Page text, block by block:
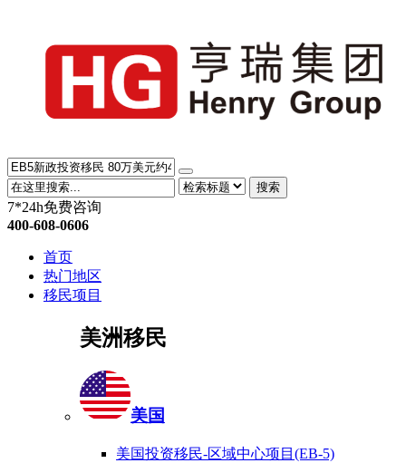
搜索
7*24h免费咨询
400-608-0606
首页
热门地区
移民项目
美洲移民
美国
美国投资移民-区域中心项目(EB-5)